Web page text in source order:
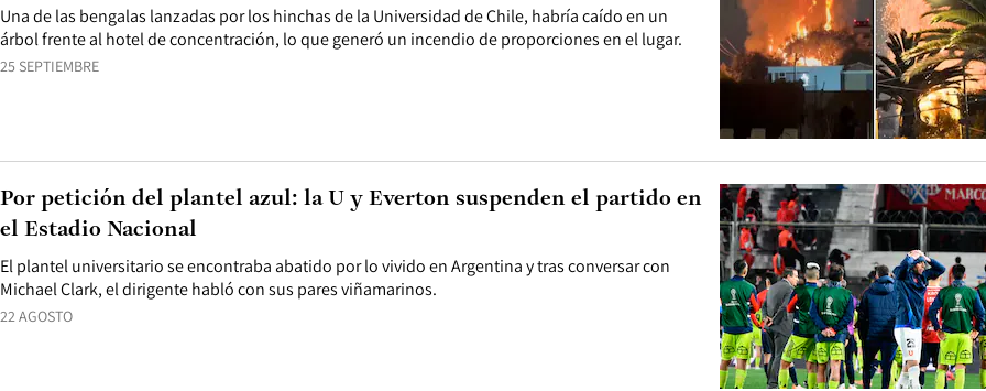
25 SEPTIEMBRE
Una de las bengalas lanzadas por los hinchas de la Universidad de Chile, habría caído en un
árbol frente al hotel de concentración, lo que generó un incendio de proporciones en el lugar.
22 AGOSTO
El plantel universitario se encontraba abatido por lo vivido en Argentina y tras conversar con
Michael Clark, el dirigente habló con sus pares viñamarinos.
Por petición del plantel azul: la U y Everton suspenden el partido en
el Estadio Nacional